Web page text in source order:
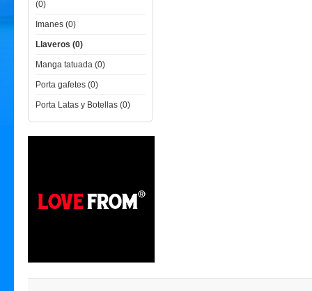
(0)
Imanes (0)
Llaveros (0)
Manga tatuada (0)
Porta gafetes (0)
Porta Latas y Botellas (0)